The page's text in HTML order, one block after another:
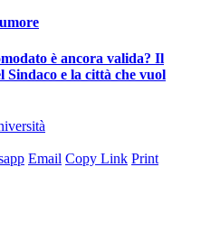
è ancora valida? Il
Sindaco e la città che vuol
Email Copy Link Print